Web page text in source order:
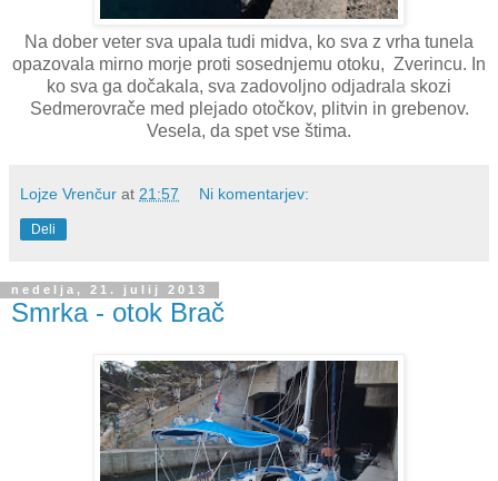
Na dober veter sva upala tudi midva, ko sva z vrha tunela
opazovala mirno morje proti sosednjemu otoku, Zverincu. In
ko sva ga dočakala, sva zadovoljno odjadrala skozi
Sedmerovrače med plejado otočkov, plitvin in grebenov.
Vesela, da spet vse štima.
Lojze Vrenčur at 21:57 Ni komentarjev:
Deli
nedelja, 21. julij 2013
Smrka - otok Brač